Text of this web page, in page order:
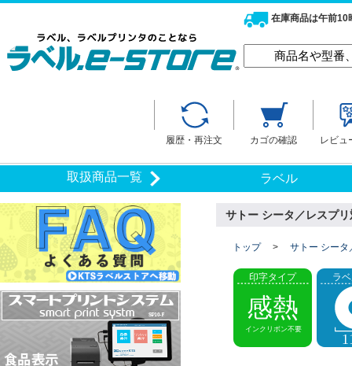
在庫商品は午前10
履歴・再注文 カゴの確認 レビュ
取扱商品一覧 ラベル
サトー シータ／レスプ